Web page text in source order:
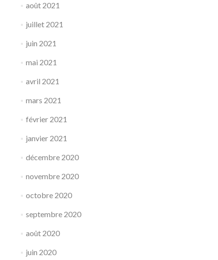
août 2021
juillet 2021
juin 2021
mai 2021
avril 2021
mars 2021
février 2021
janvier 2021
décembre 2020
novembre 2020
octobre 2020
septembre 2020
août 2020
juin 2020